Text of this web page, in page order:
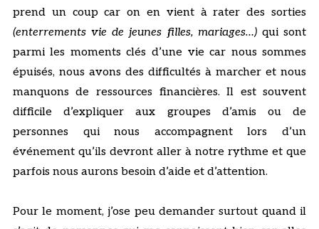
prend un coup car on en vient à rater des sorties
(enterrements vie de jeunes filles, mariages…)qui sont
parmi les moments clés d’une vie car nous sommes
épuisés, nous avons des difficultés à marcher et nous
manquons de ressources financières. Il est souvent
difficile d’expliquer aux groupes d’amis ou de
personnes qui nous accompagnent lors d’un
événement qu’ils devront aller à notre rythme et que
parfois nous aurons besoin d’aide et d’attention.
Pour le moment, j’ose peu demander surtout quand il